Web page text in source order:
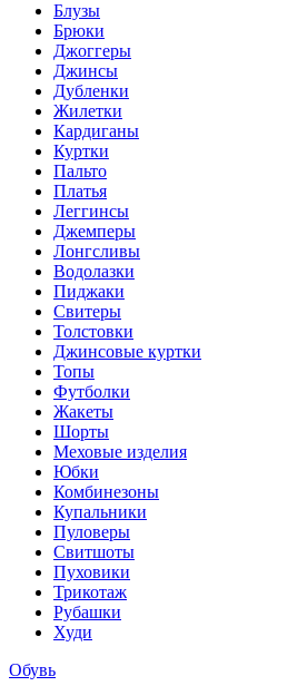
Блузы
Брюки
Джоггеры
Джинсы
Дубленки
Жилетки
Кардиганы
Куртки
Пальто
Платья
Леггинсы
Джемперы
Лонгсливы
Водолазки
Пиджаки
Свитеры
Толстовки
Джинсовые куртки
Топы
Футболки
Жакеты
Шорты
Меховые изделия
Юбки
Комбинезоны
Купальники
Пуловеры
Свитшоты
Пуховики
Трикотаж
Рубашки
Худи
Обувь